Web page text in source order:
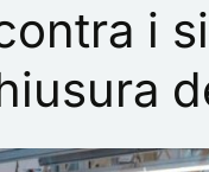
i